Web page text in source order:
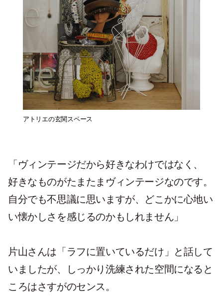
アトリエの玄関スペース
「ヴィンテージだから好きなわけではなく、
好きなものがたまたまヴィンテージなのです。
自分でも不思議に思いますが、どこかに心地い
い懐かしさを感じるのかもしれません」
片山さんは「ラフに置いているだけ」と話して
いましたが、しっかり洗練された空間になると
ころはさすがのセンス。